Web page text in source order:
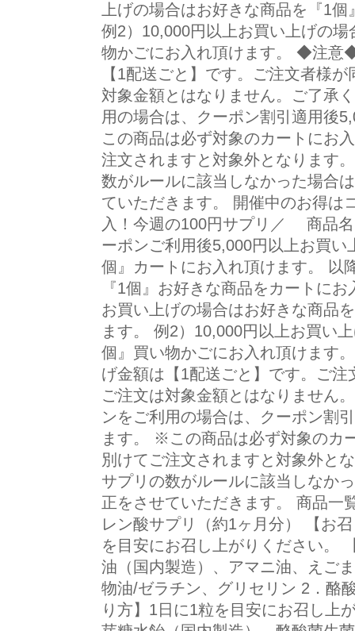
上げの場合はお好きな商品を『1
例2）10,000円以上お買い上げの
物かごにお入れ頂けます。 ◆注
【1配送ごと】です。ご注文者様
対象金額とはなりません。ご了承
用の場合は、クーポン割引適用後
この商品は必ず対象のカートにお
注文されますと対象外となります
数がルールに該当しなかった場合
ていただきます。 開催中のお得は
入！今週の100円サプリ／ 商品
ーポンご利用後5,000円以上お買
個』カートにお入れ頂けます。 以
『1個』お好きな商品をカートに
お買い上げの場合はお好きな商品
ます。 例2）10,000円以上お買い
個』買い物かごにお入れ頂けま
げ金額は【1配送ごと】です。ご
ご注文は対象金額とはなりません
ンをご利用の場合は、クーポン割
ます。 ※この商品は必ず対象のカ
別けてご注文されますと対象外と
サプリの数がルールに該当しなか
正をさせていただきます。 商品一
レン酸サプリ（約1ヶ月分） 【お
を目安にお召し上がりください。
油（国内製造）、アマニ油、えご
物油/ゼラチン、グリセリン 2．酪
り方】1日に1粒を目安にお召し上